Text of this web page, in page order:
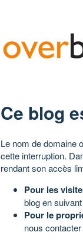
Ce blog
Le nom de domaine
cette interruption.
rendant son accès
Pour les
blog en suivant
Pour le
nous